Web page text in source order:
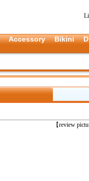
Accessory Bikini
【review
上一张